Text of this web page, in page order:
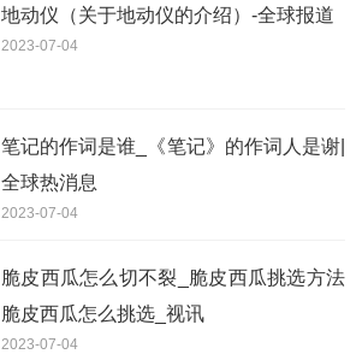
地动仪（关于地动仪的介绍）-全球报道
2023-07-04
笔记的作词是谁_《笔记》的作词人是谢|
全球热消息
2023-07-04
脆皮西瓜怎么切不裂_脆皮西瓜挑选方法
脆皮西瓜怎么挑选_视讯
2023-07-04